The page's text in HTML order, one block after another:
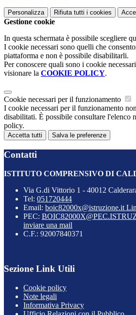
Personalizza Rifiuta tutti i cookies
Gestione cookie
In questa schermata è possibile scegliere
I cookie necessari sono quelli che
piattaforma e non è possibile disabilitarli.
Per conoscere quali sono i cookie
visionare la COOKIE POLICY.
Cookie necessari per il funzionamento
I cookie necessari per il funzionamento
disabilitati. È possibile consultare l'elenco
policy.
Accetta tutti Salva le preferenze
Contatti
ISTITUTO COMPRENSIVO DI
Via G.di Vittorio 1 - 40012
Tel: 051720444
Email: boic82000x@istruzione.it
PEC:
inviare una mail
C.F.: 92007840371
Sezione Link Utili
Cookie policy
Note legali
Informativa Privacy